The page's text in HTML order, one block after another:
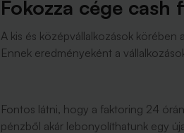
Fokozza cége cash
A kis és középvállalkozások körében
Ennek eredményeként a
Fontos látni, hogy a faktoring 24
pénzből akár lebonyolíthatunk egy